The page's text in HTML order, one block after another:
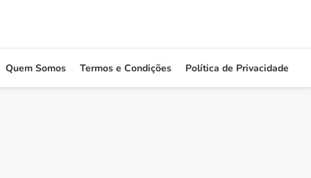
Quem Somos Termos e Condições Política de Privacidade